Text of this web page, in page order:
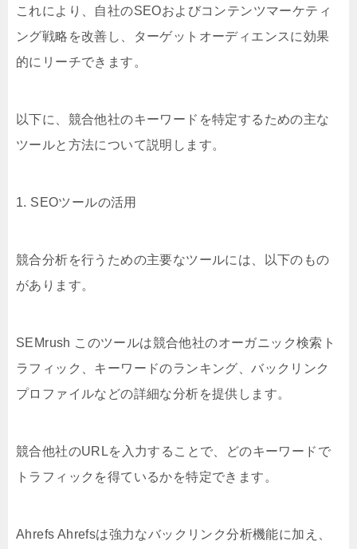
これにより、自社のSEOおよびコンテンツマーケティ
ング戦略を改善し、ターゲットオーディエンスに効果
的にリーチできます。
以下に、競合他社のキーワードを特定するための主な
ツールと方法について説明します。
1. SEOツールの活用
競合分析を行うための主要なツールには、以下のもの
があります。
SEMrush このツールは競合他社のオーガニック検索ト
ラフィック、キーワードのランキング、バックリンク
プロファイルなどの詳細な分析を提供します。
競合他社のURLを入力することで、どのキーワードで
トラフィックを得ているかを特定できます。
Ahrefs Ahrefsは強力なバックリンク分析機能に加え、